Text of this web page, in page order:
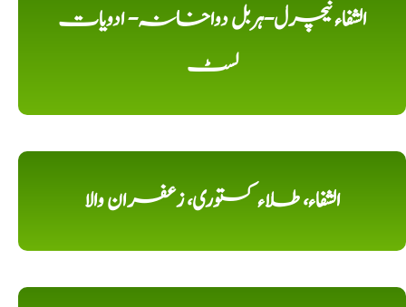
الشفاء نیچرل-ہربل دواخانہ- ادویات
لسٹ
الشفاء، طلاء کستوری، زعفران والا